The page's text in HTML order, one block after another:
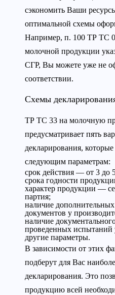
сэкономить Ваши
оптимальной схемы
Например, п. 100 ТР ТС
молочной продукции
СГР, Вы можете уже не
соответствии.
Схемы
ТР ТС 33 на молочную
предусматривает пять
декларирования,
следующим параметрам:
срок действия — от 3 до
срока годности
характер продукции —
партия;
наличие
документов у
наличие
проведенных испытаний
другие параметры.
В зависимости от этих
подберут для Вас
декларирования. Это
продукцию всей